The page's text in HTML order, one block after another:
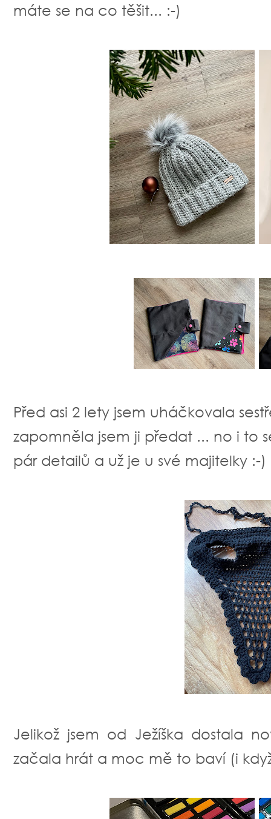
máte se na co těšit... :-)
Před asi 2 lety jsem uháčkovala
zapomněla jsem ji předat ... no i to
pár detailů a už je u své majitelky :-)
Jelikož jsem od Ježíška dostala
začala hrát a moc mě to baví (i